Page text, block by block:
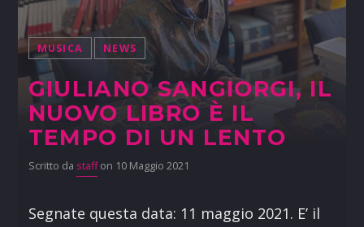
MUSICA NEWS
GIULIANO SANGIORGI, IL
NUOVO LIBRO È IL
TEMPO DI UN LENTO
Scritto da staffon 10 Maggio 2021
Segnate questa data: 11 maggio 2021. E’ il